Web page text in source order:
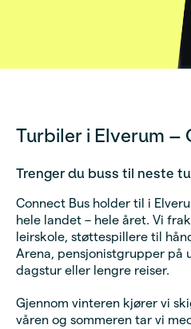
Turbiler i Elverum –
Trenger du buss til neste
Connect Bus holder til i
hele landet – hele året. Vi
leirskole, støttespillere til
Arena, pensjonistgrupper på
dagstur eller lengre reiser.
Gjennom vinteren kjører vi
våren og sommeren tar vi